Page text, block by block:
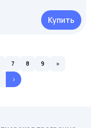
Купить
7 8 9
»
>